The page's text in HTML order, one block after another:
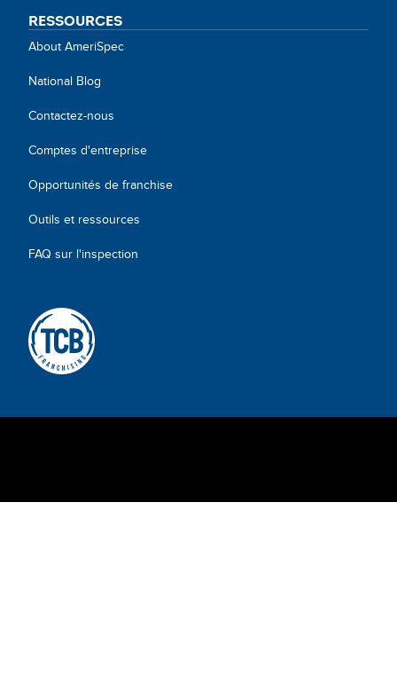
RESSOURCES
About AmeriSpec
National Blog
Contactez-nous
Comptes d'entreprise
Opportunités de franchise
Outils et ressources
FAQ sur l'inspection